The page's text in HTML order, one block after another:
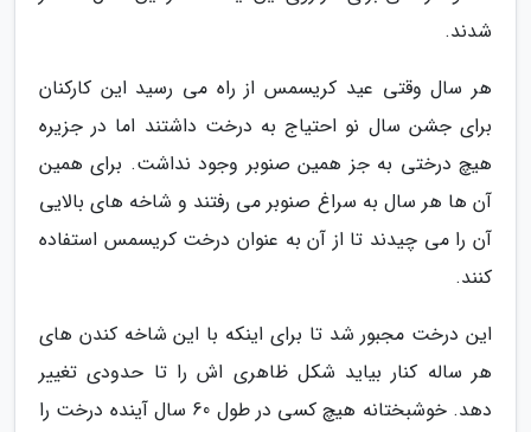
شدند.
هر سال وقتی عید کریسمس از راه می رسید این کارکنان
برای جشن سال نو احتیاج به درخت داشتند اما در جزیره
هیچ درختی به جز همین صنوبر وجود نداشت. برای همین
آن ها هر سال به سراغ صنوبر می رفتند و شاخه های بالایی
آن را می چیدند تا از آن به عنوان درخت کریسمس استفاده
کنند.
این درخت مجبور شد تا برای اینکه با این شاخه کندن های
هر ساله کنار بیاید شکل ظاهری اش را تا حدودی تغییر
دهد. خوشبختانه هیچ کسی در طول 60 سال آینده درخت را